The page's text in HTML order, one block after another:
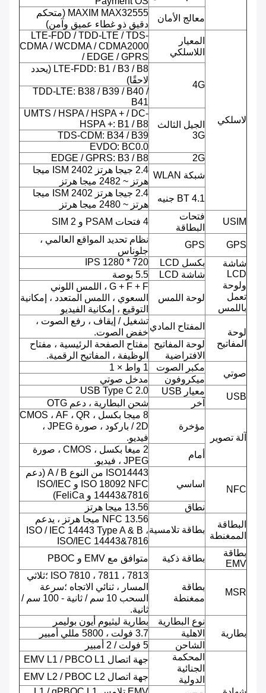
معالج الأمان
MAXIM MAX32555 (متحكم
دقيق ذو غطاء عميق وآمن)
لاسلكي
المعيار
اللاسلكي
LTE-FDD / TDD-LTE / TDS-
CDMA / WCDMA / CDMA2000
/ EDGE / GPRS
4G
LTE-FDD: B1 / B3 / B8 (يحدد
لاحقًا)
TDD-LTE: B38 / B39 / B40 /
B41
الجيل الثالث
3G
UMTS / HSPA / HSPA + / DC-
HSPA +: B1 / B8
TDS-CDM: B34 / B39
EVDO: BC0.0
2G
EDGE / GPRS: B3 / B8
شبكة WLAN
2.4 جيجا هرتز ISM 2402 ميجا
هرتز ~ 2482 ميجا هرتز
BT 4.1 جنيه
2.4 جيجا هرتز ISM 2402 ميجا
هرتز ~ 2480 ميجا هرتز
USIM
فتحات
البطاقة
4 فتحات PSAM و 2 SIM
GPS
GPS
نظام تحديد المواقع العالمي ،
جلوناس
شاشة
LCD
ولوحة
تعمل
باللمس
بكسل LCD
720 * 1280 IPS
شاشة LCD
5.5 بوصة
لوحة اللمس
G + F + F ، اللمس اللوني
السعوي ، اللمس المتعدد ، إمكانية
التوقيع ، إمكانية الفيديو
لوحة
المفاتيح
المفتاح المادي
تشغيل / إيقاف ، رفع الصوت ،
خفض الصوت.
لوحة المفاتيح
الافتراضية
مفتاح الصفحة الرئيسية ، مفتاح
الوظيفة ، المفاتيح الرقمية.
صوتي
مكبر الصوت
1 واط × 1
ميكروفون
مدخل صوتي
USB
معيار USB
USB Type C 2.0
آخر
شحن البطارية ، دعم OTG
آلة تصوير
مؤخرة
8 ميجا بكسل ، CMOS ، AF ، QR
/ 2D باركود ، صورة JPEG ،
فيديو.
أمام
2 ميغا بكسل ، CMOS ، صورة
JPEG ، فيديو.
NFC
اساسي
ISO14443 من النوع A / B (دعم
ISO 18092 NFC و ISO/IEC
14443&7816 و FeliCa)
نطاق
13.56 ميجا هرتز
البطاقة
الممغنطة
بطاقة تلامسية
NFC 13.56 ميجا هرتز ، يدعم
ISO / IEC 14443 Type A & B ،
ISO/IEC 14443&7816
بطاقة
EMV
بطاقة ذكية متوافق مع EMV و PBOC
MSR
بطاقة
ممغنطة
ISO 7810 ، 7811 ، 7813 ؛ثلاثي
المسار ، ثنائي الاتجاه ؛سرعة
السحب 10 سم / ثانية - 100 سم /
ثانية.
بطارية
نوع البطارية
بطارية ليثيوم أيون بوليمر
الاهلية
3.7 فولت ، 5800 مللي أمبير
الشاحن
5 فولت / 2 أمبير
المحكمة
الجنائية
الدولية
جهة اتصال EMV L1 / PBCO L1
جهة اتصال EMV L2 / PBOC L2